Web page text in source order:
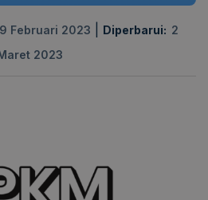
9 Februari 2023 Diperbarui: 2
2023